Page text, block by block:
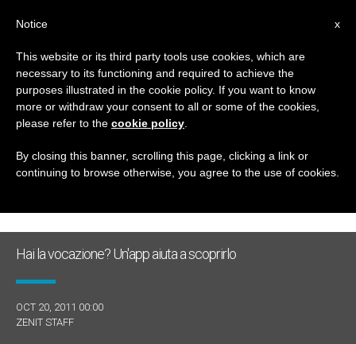
GIORNO
Ottobre 20th, 2011
ULTIME NOTIZIE
Hai la vocazione? Un'app aiuta a scoprirlo
OCT 20, 2011 00:00
ZENIT STAFF
x
Notice
This website or its third party tools use cookies, which are
necessary to its functioning and required to achieve the
purposes illustrated in the cookie policy. If you want to know
more or withdraw your consent to all or some of the cookies,
please refer to the cookie policy
By closing this banner, scrolling this page, clicking a link or
continuing to browse otherwise, you agree to the use of cookies.